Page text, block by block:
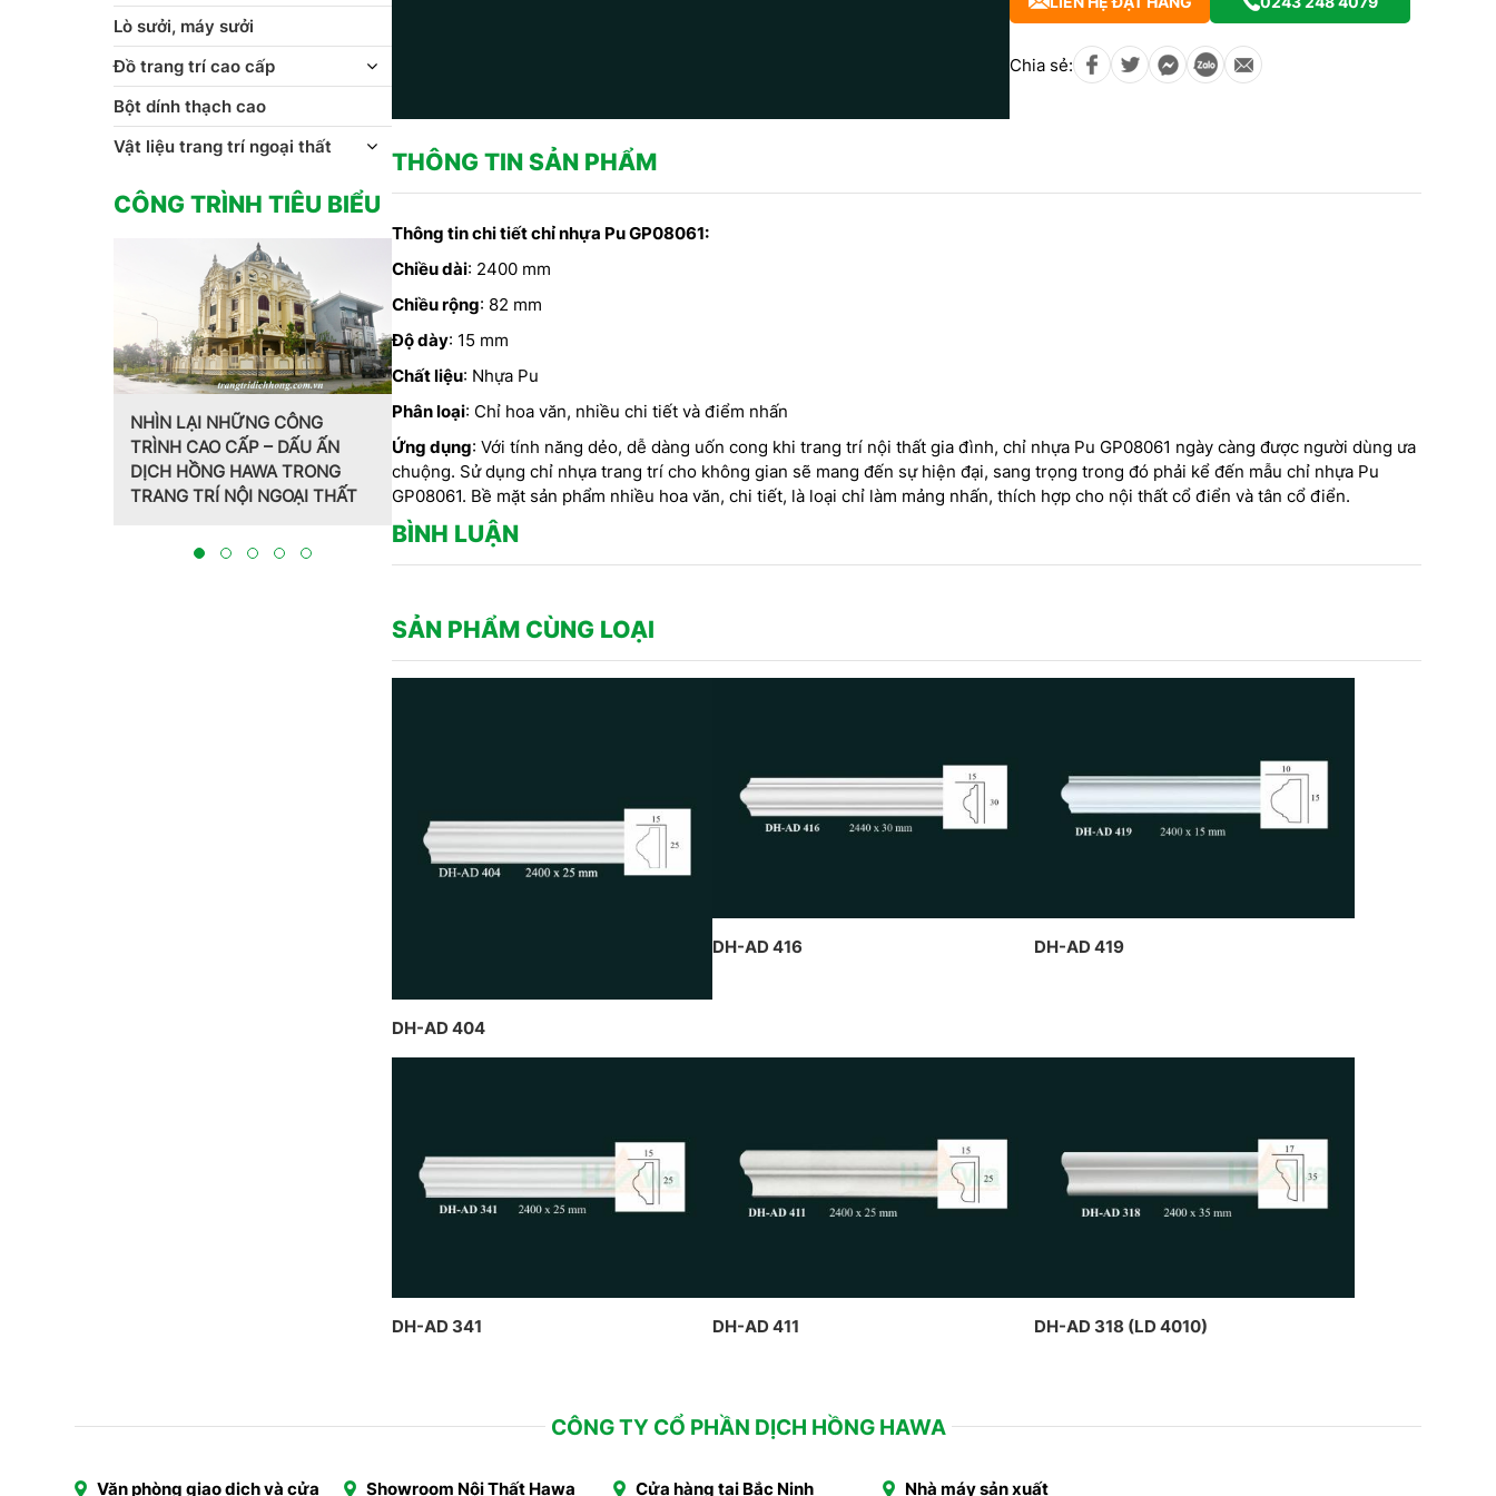
Chia sẻ:
THÔNG TIN SẢN PHẨM
Thông tin chi tiết chỉ nhựa PuGP08061:
Chiều dài: 2400 mm
Chiều rộng: 82 mm
Độ dày: 15 mm
Chất liệu: Nhựa Pu
Phân loại: Chỉ hoa văn, nhiều chi tiết và điểm nhấn
Ứng dụng: Với tính năng dẻo, dễ dàng uốn cong khi trang trí nội thất gia đình, chỉ nhựa Pu GP08061 ngày càng được người dùng ưa
chuộng. Sử dụng chỉ nhựa trang trí cho không gian sẽ mang đến sự hiện đại, sang trọng trong đó phải kể đến mẫu chỉ nhựa Pu
GP08061. Bề mặt sản phẩm nhiều hoa văn, chi tiết, là loại chỉ làm mảng nhấn, thích hợp cho nội thất cổ điển và tân cổ điển.
BÌNH LUẬN
SẢN PHẨM CÙNG LOẠI
DH-AD 404
DH-AD 416 DH-AD 419
DH-AD 341 DH-AD 411 DH-AD 318 (LD 4010)
Lò sưởi, máy sưởi
Đồ trang trí cao cấp
Bột dính thạch cao
Vật liệu trang trí ngoại thất
CÔNG TRÌNH TIÊU BIỂU
Trang trí nội thất theo phong
cách Pháp do CT CP Dịch
Hồng Hawa thiết kế, thi công
MẪU PHÀO CHỈ THẠCH CAO -
HOA VĂN TRANG TRÍ TRẦN DO
CT CP DỊCH HỒNG HAWA
THỰC HIỆN TẠI PENHOUSE
BẮC NINH
CÔNG TRÌNH SỬ DỤNG PHÀO
CHỈ HOA VĂN THẠCH CAO DO
CÔNG TY DỊCH HỒNG HAWA
Công trình thi công phào chỉ
thạch cao dát vàng kết hợp đèn
TRÌNH CAO CẤP – DẤU ẤN
DỊCH HỒNG HAWA TRONG
TRANG TRÍ NỘI NGOẠI THẤT
CÔNG TY CỔ PHẦN DỊCH HỒNG HAWA
Văn phòng giao dịch và cửa Showroom Nội Thất Hawa Cửa hàng tại Bắc Ninh Nhà máy sản xuất